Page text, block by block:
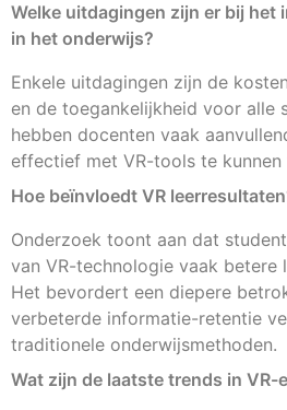
Welke uitdagingen zijn er bij het
in het onderwijs?
Enkele uitdagingen zijn de
en de toegankelijkheid voor alle
hebben docenten vaak
effectief met VR-tools te kunnen
Hoe beïnvloedt VR
Onderzoek toont aan dat
van VR-technologie vaak betere
Het bevordert een diepere
verbeterde informatie-retentie
traditionele onderwijsmethoden.
Wat zijn de laatste trends in VR-